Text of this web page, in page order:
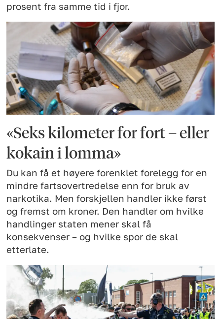
prosent fra samme tid i fjor.
«Seks kilometer for fort – eller
kokain i lomma»
Du kan få et høyere forenklet forelegg for en
mindre fartsovertredelse enn for bruk av
narkotika. Men forskjellen handler ikke først
og fremst om kroner. Den handler om hvilke
handlinger staten mener skal få
konsekvenser – og hvilke spor de skal
etterlate.